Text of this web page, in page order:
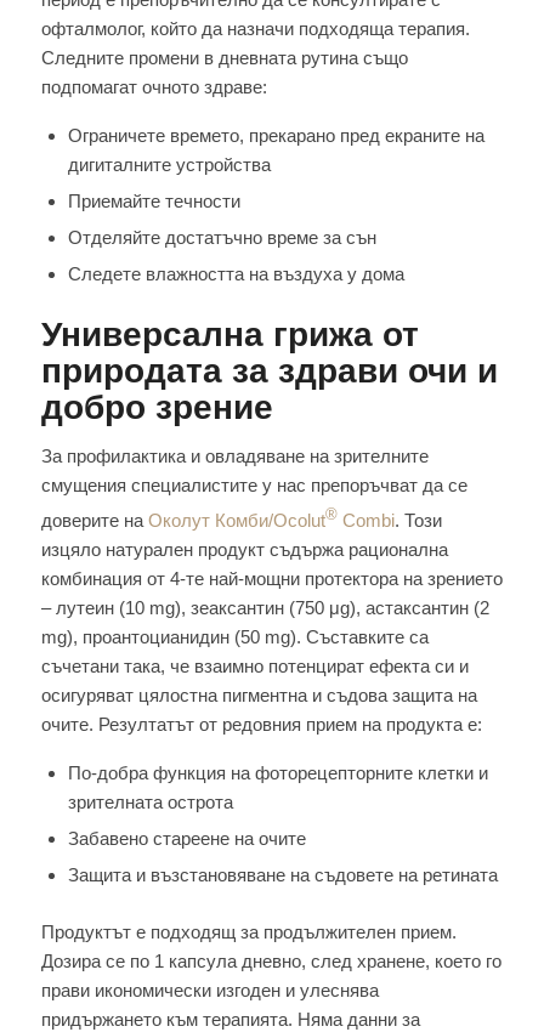
офталмолог, който да назначи подходяща терапия.
Следните промени в дневната рутина също
подпомагат очното здраве:
Ограничете времето, прекарано пред екраните на
дигиталните устройства
Приемайте течности
Отделяйте достатъчно време за сън
Следете влажността на въздуха у дома
Универсална грижа от
природата за здрави очи и
добро зрение
За профилактика и овладяване на зрителните
смущения специалистите у нас препоръчват да се
доверите на Околут Комби/Ocolut®Combi. Този
изцяло натурален продукт съдържа рационална
комбинация от 4-те най-мощни протектора на зрението
– лутеин (10 mg), зеаксантин (750 μg), астаксантин (2
mg), проантоцианидин (50 mg). Съставките са
съчетани така, че взаимно потенцират ефекта си и
осигуряват цялостна пигментна и съдова защита на
очите. Резултатът от редовния прием на продукта е:
По-добра функция на фоторецепторните клетки и
зрителната острота
Забавено стареене на очите
Защита и възстановяване на съдовете на ретината
Продуктът е подходящ за продължителен прием.
Дозира се по 1 капсула дневно, след хранене, което го
прави икономически изгоден и улеснява
придържането към терапията. Няма данни за